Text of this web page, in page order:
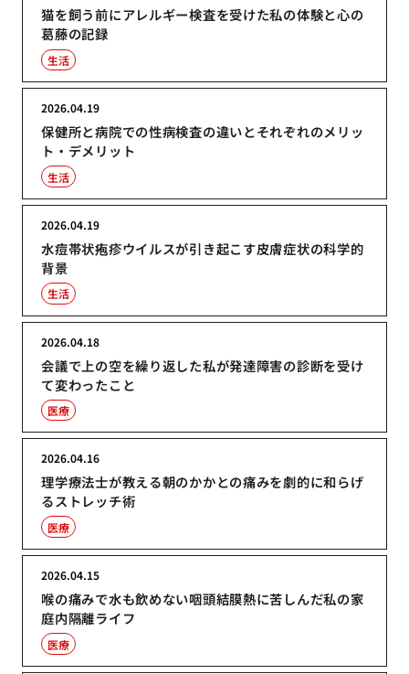
猫を飼う前にアレルギー検査を受けた私の体験と心の
葛藤の記録
生活
保健所と病院での性病検査の違いとそれぞれのメリッ
ト・デメリット
2026.04.19
生活
水痘帯状疱疹ウイルスが引き起こす皮膚症状の科学的
背景
2026.04.19
生活
会議で上の空を繰り返した私が発達障害の診断を受け
て変わったこと
2026.04.18
医療
理学療法士が教える朝のかかとの痛みを劇的に和らげ
るストレッチ術
2026.04.16
医療
喉の痛みで水も飲めない咽頭結膜熱に苦しんだ私の家
庭内隔離ライフ
2026.04.15
医療